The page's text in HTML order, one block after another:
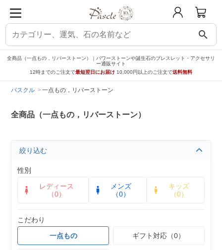
search
全商品（一点もの，リバーストーン）｜パワーストーンや誕生石のブレスレット・アクセサリ
ー通販サイト
12時までのご注文で最短翌日にお届け 10,000円以上のご注文で送料無料
パスクル 一点もの，リバーストーン
全商品（一点もの，リバーストーン）
絞り込む
性別
レディース
（0）
メンズ
（0）
キッズ
（0）
こだわり
一点もの
ギフト対応（0）